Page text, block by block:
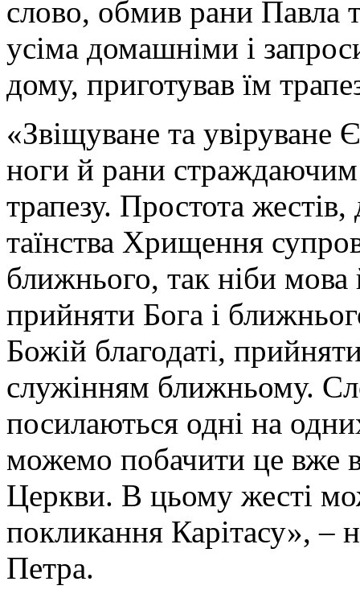
слово, обмив рани
усіма домашніми і
дому, приготував їм
«Звіщуване та увіруване
ноги й рани
трапезу. Простота
таїнства Хрищення
ближнього, так ніби
прийняти Бога і
Божій благодаті,
служінням ближньому.
посилаються одні на
можемо побачити це вже
Церкви. В цьому жесті
покликання Карітасу», –
Петра.